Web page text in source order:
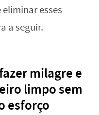
esses
a seguir.
milagre e
limpo sem
esforço